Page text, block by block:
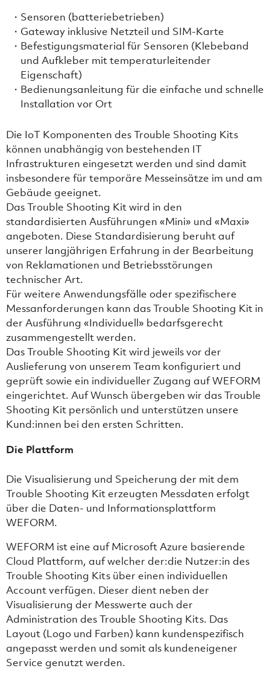
Sensoren (batteriebetrieben)
Gateway inklusive Netzteil und SIM-Karte
Befestigungsmaterial für Sensoren (Klebeband
und Aufkleber mit temperaturleitender
Eigenschaft)
Bedienungsanleitung für die einfache und schnelle
Installation vor Ort
Die IoT Komponenten des Trouble Shooting Kits
können unabhängig von bestehenden IT
Infrastrukturen eingesetzt werden und sind damit
insbesondere für temporäre Messeinsätze im und am
Gebäude geeignet.
Das Trouble Shooting Kit wird in den
standardisierten Ausführungen «Mini» und «Maxi»
angeboten. Diese Standardisierung beruht auf
unserer langjährigen Erfahrung in der Bearbeitung
von Reklamationen und Betriebsstörungen
technischer Art.
Für weitere Anwendungsfälle oder spezifischere
Messanforderungen kann das Trouble Shooting Kit in
der Ausführung «Individuell» bedarfsgerecht
zusammengestellt werden.
Das Trouble Shooting Kit wird jeweils vor der
Auslieferung von unserem Team konfiguriert und
geprüft sowie ein individueller Zugang auf WEFORM
eingerichtet. Auf Wunsch übergeben wir das Trouble
Shooting Kit persönlich und unterstützen unsere
Kund:innen bei den ersten Schritten.
Die Plattform
Die Visualisierung und Speicherung der mit dem
Trouble Shooting Kit erzeugten Messdaten erfolgt
über die Daten- und Informationsplattform
WEFORM.
WEFORM ist eine auf Microsoft Azure basierende
Cloud Plattform, auf welcher der:die Nutzer:in des
Trouble Shooting Kits über einen individuellen
Account verfügen. Dieser dient neben der
Visualisierung der Messwerte auch der
Administration des Trouble Shooting Kits. Das
Layout (Logo und Farben) kann kundenspezifisch
angepasst werden und somit als kundeneigener
Service genutzt werden.